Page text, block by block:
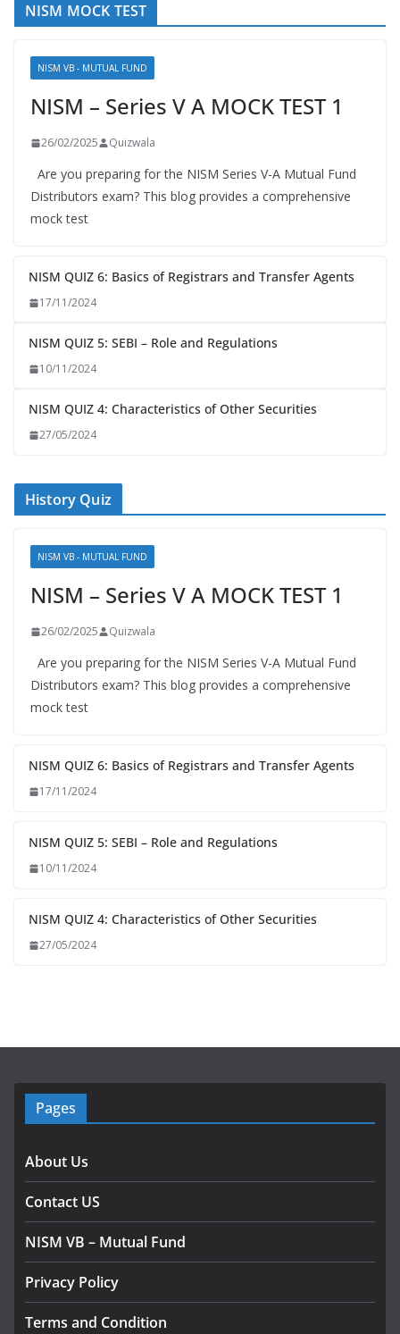
NISM MOCK TEST
NISM VB - MUTUAL FUND
NISM – Series V A MOCK TEST 1
26/02/2025 Quizwala
Are you preparing for the NISM Series V-A Mutual Fund
Distributors exam? This blog provides a comprehensive
mock test
NISM QUIZ 6: Basics of Registrars and Transfer Agents
17/11/2024
NISM QUIZ 5: SEBI – Role and Regulations
10/11/2024
NISM QUIZ 4: Characteristics of Other Securities
27/05/2024
History Quiz
NISM VB - MUTUAL FUND
NISM – Series V A MOCK TEST 1
26/02/2025 Quizwala
Are you preparing for the NISM Series V-A Mutual Fund
Distributors exam? This blog provides a comprehensive
mock test
NISM QUIZ 6: Basics of Registrars and Transfer Agents
17/11/2024
NISM QUIZ 5: SEBI – Role and Regulations
10/11/2024
NISM QUIZ 4: Characteristics of Other Securities
27/05/2024
Pages
About Us
Contact US
NISM VB – Mutual Fund
Privacy Policy
Terms and Condition